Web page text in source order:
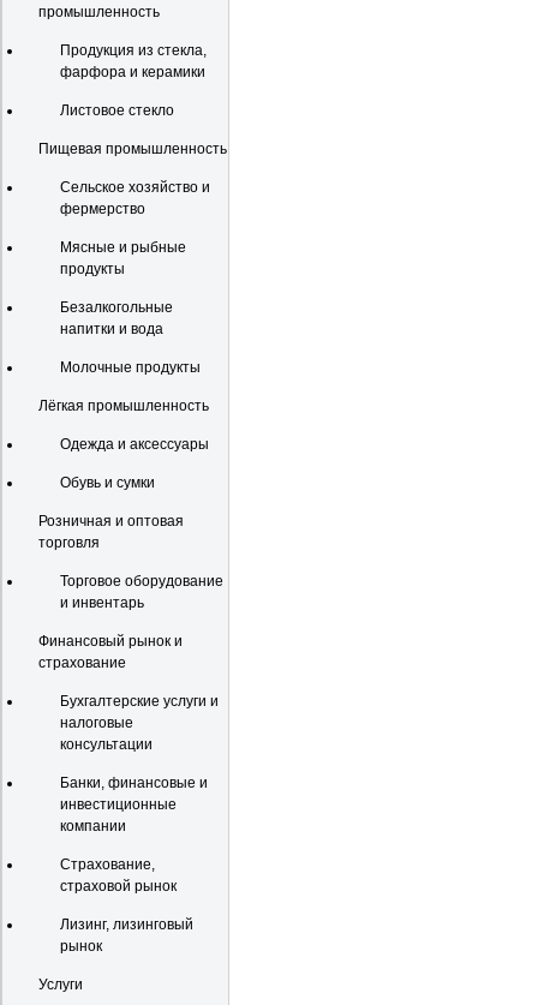
промышленность
Продукция из стекла,
фарфора и керамики
Листовое стекло
Пищевая промышленность
Сельское хозяйство и
фермерство
Мясные и рыбные
продукты
Безалкогольные
напитки и вода
Молочные продукты
Лёгкая промышленность
Одежда и аксессуары
Обувь и сумки
Розничная и оптовая
торговля
Торговое оборудование
и инвентарь
Финансовый рынок и
страхование
Бухгалтерские услуги и
налоговые
консультации
Банки, финансовые и
инвестиционные
компании
Страхование,
страховой рынок
Лизинг, лизинговый
рынок
Услуги